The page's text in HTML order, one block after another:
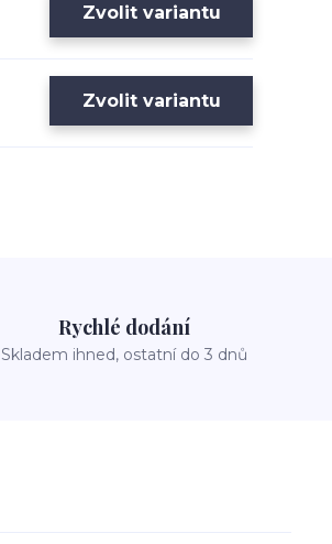
Zvolit variantu
Zvolit variantu
Rychlé dodání
Skladem ihned, ostatní do 3 dnů